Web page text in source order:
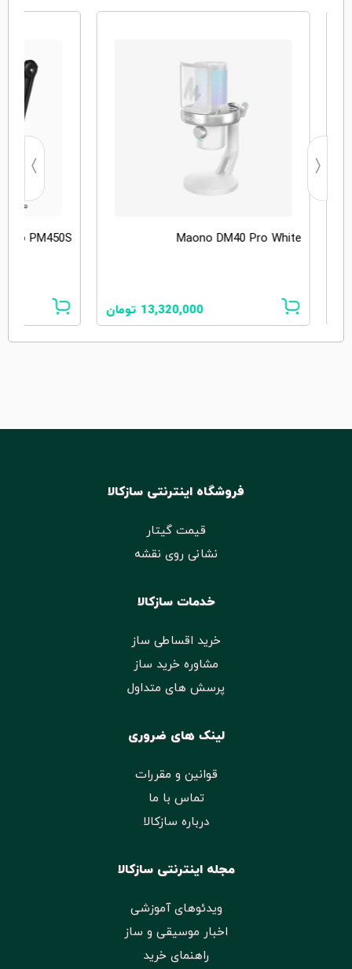
Maono DM40 Pro White
13,320,000 تومان
PM450S
فروشگاه اینترنتی سازکالا
قیمت گیتار
نشانی روی نقشه
خدمات سازکالا
خرید اقساطی ساز
مشاوره خرید ساز
پرسش های متداول
لینک های ضروری
قوانین و مقررات
تماس با ما
درباره سازکالا
مجله اینترنتی سازکالا
ویدئوهای آموزشی
اخبار موسیقی و ساز
راهنمای خرید